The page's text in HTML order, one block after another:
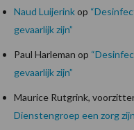
Naud Luijerinkop
gevaarlijk zijn”
Paul Harleman op
gevaarlijk zijn”
Maurice Rutgrink,
Dienstengroep een zorg